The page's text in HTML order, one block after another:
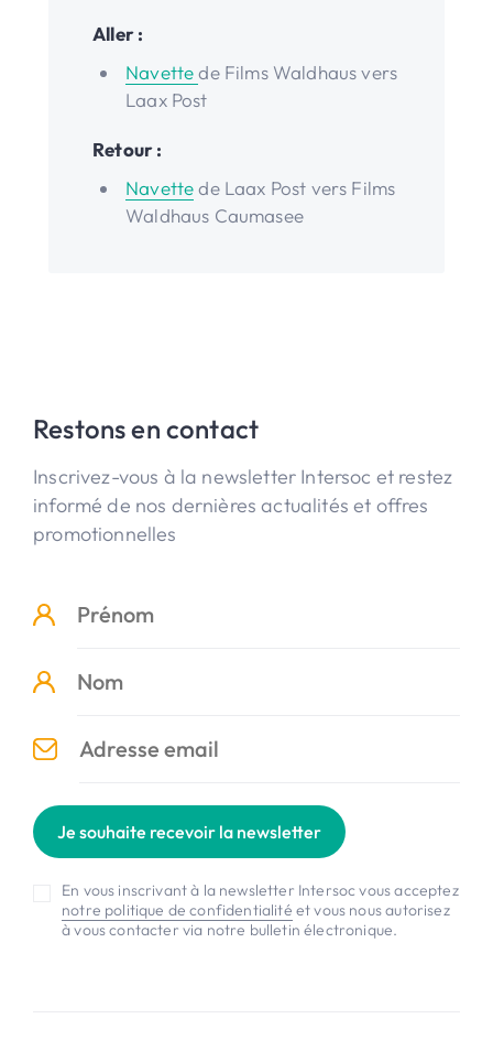
Aller :
Navettede Films Waldhaus vers
Laax Post
Retour :
Navettede Laax Post vers Films
Waldhaus Caumasee
Restons en contact
Inscrivez-vous à la newsletter Intersoc et restez
informé de nos dernières actualités et offres
promotionnelles
Je souhaite recevoir la newsletter
En vous inscrivant à la newsletter Intersoc vous acceptez
notre politique de confidentialité et vous nous autorisez
à vous contacter via notre bulletin électronique.